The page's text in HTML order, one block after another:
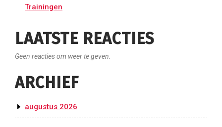
Trainingen
LAATSTE REACTIES
Geen reacties om weer te geven.
ARCHIEF
augustus 2026